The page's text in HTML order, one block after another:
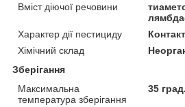
Вміст діючої речовини
Характер дії пестициду
Хімічний склад
Зберігання
Максимальна
температура зберігання
35 град.